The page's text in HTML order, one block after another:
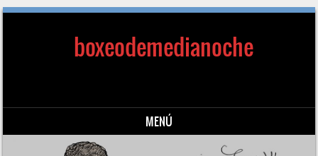
boxeodemedianoche
MENÚ
Saltar al contenido